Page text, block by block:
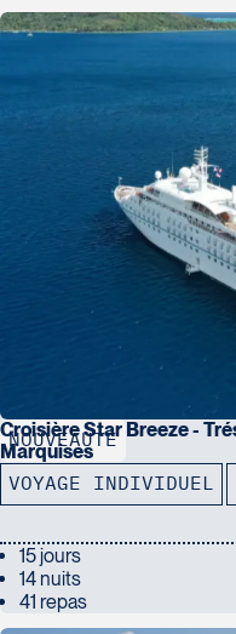
NOUVEAUTÉ
Croisière Star Breeze -
Marquises
VOYAGE INDIVIDUEL
15 jours
14 nuits
41 repas